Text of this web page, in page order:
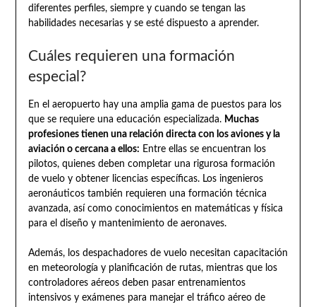
diferentes perfiles, siempre y cuando se tengan las
habilidades necesarias y se esté dispuesto a aprender.
Cuáles requieren una formación
especial?
En el aeropuerto hay una amplia gama de puestos para los
que se requiere una educación especializada. Muchas
profesiones tienen una relación directa con los aviones y la
aviación o cercana a ellos: Entre ellas se encuentran los
pilotos, quienes deben completar una rigurosa formación
de vuelo y obtener licencias específicas. Los ingenieros
aeronáuticos también requieren una formación técnica
avanzada, así como conocimientos en matemáticas y física
para el diseño y mantenimiento de aeronaves.
Además, los despachadores de vuelo necesitan capacitación
en meteorología y planificación de rutas, mientras que los
controladores aéreos deben pasar entrenamientos
intensivos y exámenes para manejar el tráfico aéreo de